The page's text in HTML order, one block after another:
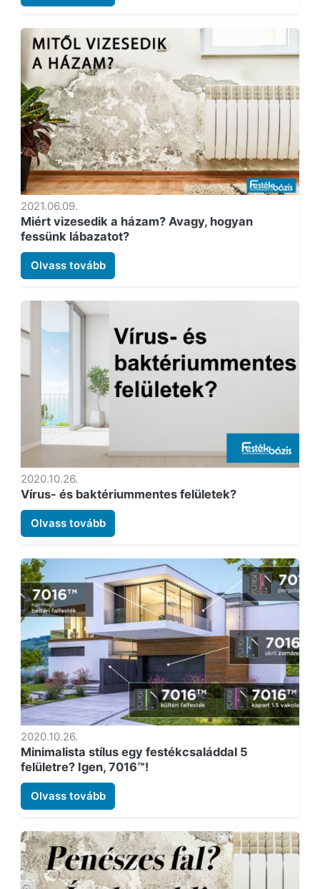
2021.06.09.
Miért vizesedik a házam? Avagy, hogyan
fessünk lábazatot?
Olvass tovább
2020.10.26.
Vírus- és baktériummentes felületek?
Olvass tovább
2020.10.26.
Minimalista stílus egy festékcsaláddal 5
felületre? Igen, 7016™!
Olvass tovább